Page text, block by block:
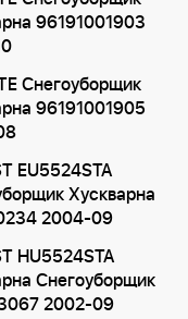
96191001903
Снегоуборщик
96191001905
EU5524STA
Хускварна
2004-09
HU5524STA
Снегоуборщик
2002-09